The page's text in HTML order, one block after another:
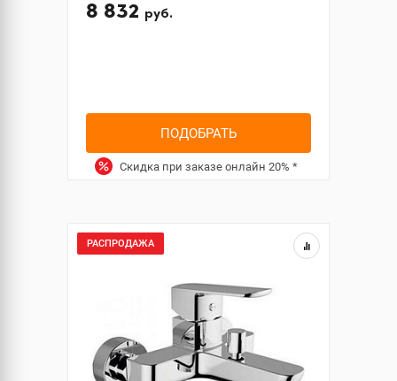
8 832 руб.
ПОДОБРАТЬ
Скидка при заказе онлайн 20% *
РАСПРОДАЖА